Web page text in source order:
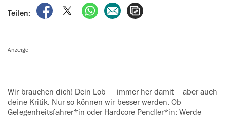
Teilen:
auf Facebook teilen
auf X teilenper WhatsApp teilen
per E-Mail teilen
Anzeige
Wir brauchen dich! Dein Lob – immer her damit – aber auch
deine Kritik. Nur so können wir besser werden. Ob
Gelegenheitsfahrer*in oder Hardcore Pendler*in: Werde